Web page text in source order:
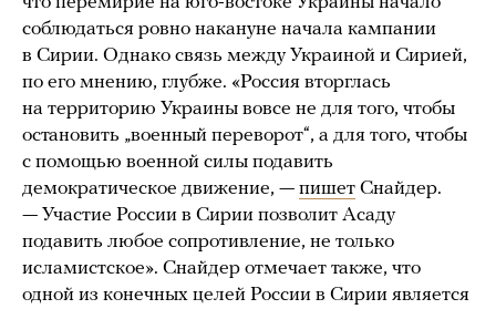
соблюдаться ровно накануне начала кампании
в Сирии. Однако связь между Украиной и Сирией,
по его мнению, глубже. «Россия вторглась
на территорию Украины вовсе не для того, чтобы
остановить „военный переворот“, а для того, чтобы
с помощью военной силы подавить
демократическое движение, — пишет Снайдер.
— Участие России в Сирии позволит Асаду
подавить любое сопротивление, не только
исламистское». Снайдер отмечает также, что
одной из конечных целей России в Сирии является